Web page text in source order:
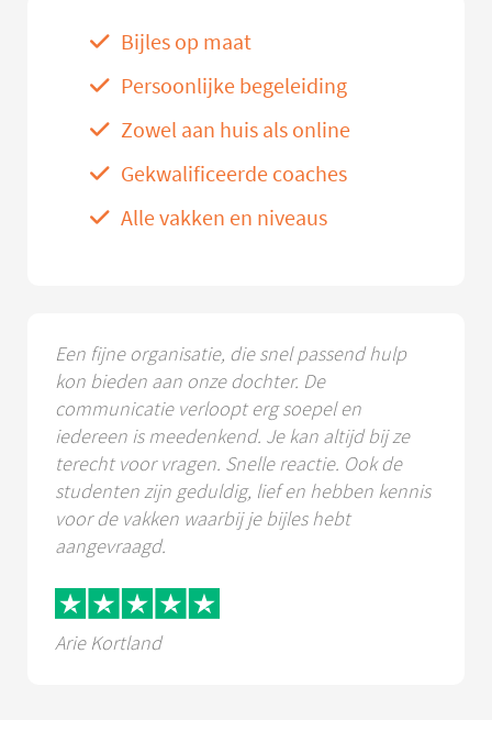
Bijles op maat
Persoonlijke begeleiding
Zowel aan huis als online
Gekwalificeerde coaches
Alle vakken en niveaus
Een fijne organisatie, die snel passend hulp
kon bieden aan onze dochter. De
communicatie verloopt erg soepel en
iedereen is meedenkend. Je kan altijd bij ze
terecht voor vragen. Snelle reactie. Ook de
studenten zijn geduldig, lief en hebben kennis
voor de vakken waarbij je bijles hebt
aangevraagd.
Arie Kortland